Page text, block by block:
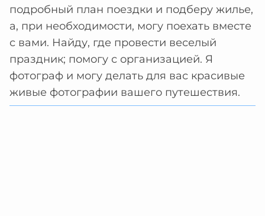
подробный план поездки и подберу жилье,
а, при необходимости, могу поехать вместе
с вами. Найду, где провести веселый
праздник; помогу с организацией. Я
фотограф и могу делать для вас красивые
живые фотографии вашего путешествия.